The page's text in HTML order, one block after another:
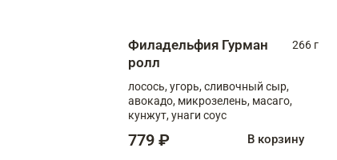
Филадельфия Гурман
ролл
266 г
лосось, угорь, сливочный сыр,
авокадо, микрозелень, масаго,
кунжут, унаги соус
779 ₽ В корзину